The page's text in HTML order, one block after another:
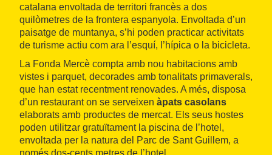
catalana envoltada de territori francès a dos
quilòmetres de la frontera espanyola. Envoltada d’un
paisatge de muntanya, s’hi poden practicar activitats
de turisme actiu com ara l’esquí, l’hípica o la bicicleta.
La Fonda Mercè compta amb nou habitacions amb
vistes i parquet, decorades amb tonalitats primaverals,
que han estat recentment renovades. A més, disposa
d’un restaurant on se serveixen àpats casolans
elaborats amb productes de mercat. Els seus hostes
poden utilitzar gratuïtament la piscina de l’hotel,
envoltada per la natura del Parc de Sant Guillem, a
només dos-cents metres de l’hotel.